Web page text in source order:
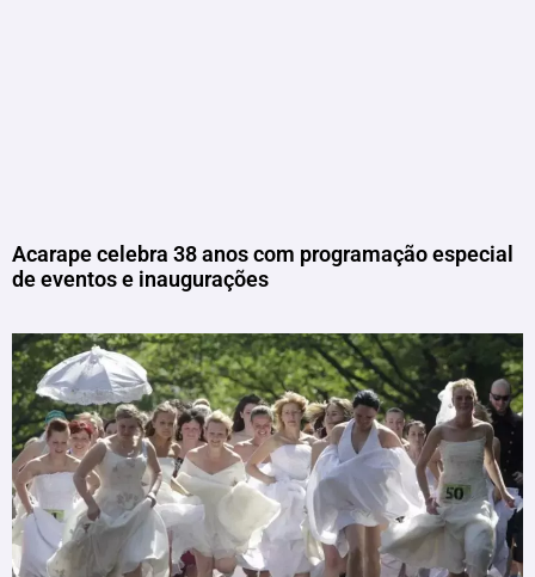
Acarape celebra 38 anos com programação especial
de eventos e inaugurações